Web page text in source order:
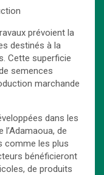
prévoient la
destinés à la
Cette superficie
semences
marchande
dans les
l’Adamaoua, de
comme les plus
bénéficieront
de produits